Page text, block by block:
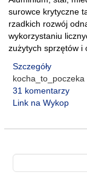
surowce krytyczne
rzadkich rozwój
wykorzystaniu
zużytych sprzętów i
Szczegóły
kocha_to_poczeka
31 komentarzy
Link na Wykop